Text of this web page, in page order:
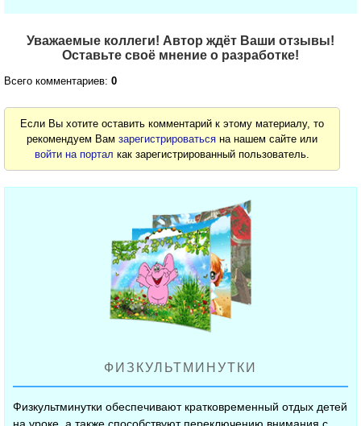
Уважаемые коллеги! Автор ждёт Ваши отзывы!
Оставьте своё мнение о разработке!
Всего комментариев: 0
Если Вы хотите оставить комментарий к этому материалу, то
рекомендуем Вамзарегистрироваться на нашем сайте или
войти на портал как зарегистрированный пользователь.
ФИЗКУЛЬТМИНУТКИ
Физкультминутки обеспечивают кратковременный отдых детей
на уроке, а также способствуют переключению внимания с